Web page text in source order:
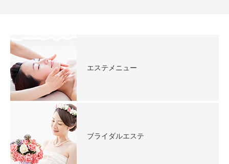
エステメニュー
ブライダルエステ